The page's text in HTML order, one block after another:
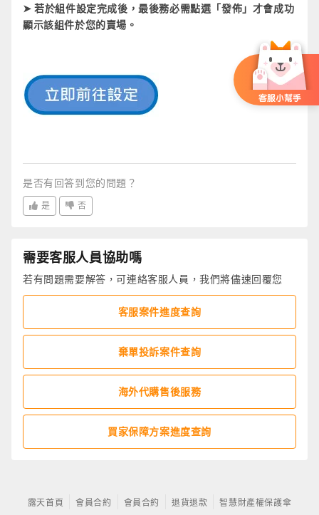
➤ 若於組件設定完成後，最後務必需點選「發佈」才會成功
顯示該組件於您的賣場。
是否有回答到您的問題？
是 否
需要客服人員協助嗎
若有問題需要解答，可連絡客服人員，我們將儘速回覆您
客服案件進度查詢
棄單投訴案件查詢
海外代購售後服務
買家保障方案進度查詢
露天首頁 會員合約 會員合約 退貨退款 智慧財產權保護傘